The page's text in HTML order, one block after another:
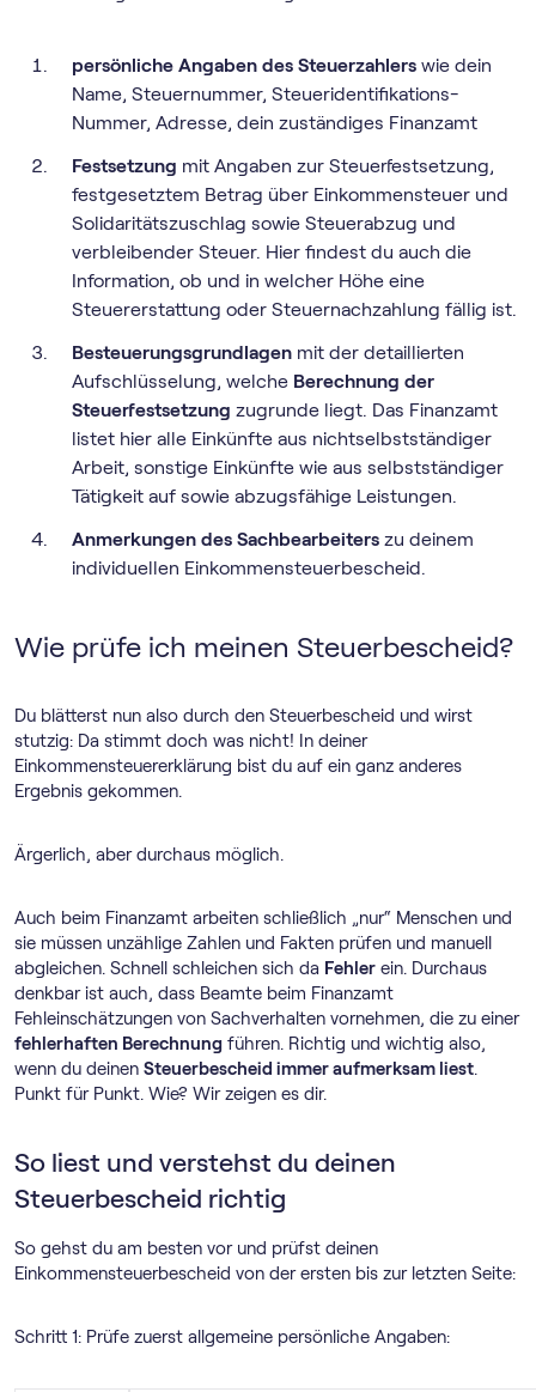
persönliche Angaben des Steuerzahlers wie dein
Name, Steuernummer, Steueridentifikations-
Nummer, Adresse, dein zuständiges Finanzamt
Festsetzung mit Angaben zur Steuerfestsetzung,
festgesetztem Betrag über Einkommensteuer und
Solidaritätszuschlag sowie Steuerabzug und
verbleibender Steuer. Hier findest du auch die
Information, ob und in welcher Höhe eine
Steuererstattung oder Steuernachzahlung fällig ist.
Besteuerungsgrundlagen mit der detaillierten
Aufschlüsselung, welche Berechnung der
Steuerfestsetzung zugrunde liegt. Das Finanzamt
listet hier alle Einkünfte aus nichtselbstständiger
Arbeit, sonstige Einkünfte wie aus selbstständiger
Tätigkeit auf sowie abzugsfähige Leistungen.
Anmerkungen des Sachbearbeiters zu deinem
individuellen Einkommensteuerbescheid.
Wie prüfe ich meinen Steuerbescheid?
Du blätterst nun also durch den Steuerbescheid und wirst
stutzig: Da stimmt doch was nicht! In deiner
Einkommensteuererklärung bist du auf ein ganz anderes
Ergebnis gekommen.
Ärgerlich, aber durchaus möglich.
Auch beim Finanzamt arbeiten schließlich „nur“ Menschen und
sie müssen unzählige Zahlen und Fakten prüfen und manuell
abgleichen. Schnell schleichen sich da Fehler ein. Durchaus
denkbar ist auch, dass Beamte beim Finanzamt
Fehleinschätzungen von Sachverhalten vornehmen, die zu einer
fehlerhaften Berechnung führen. Richtig und wichtig also,
wenn du deinen Steuerbescheid immer aufmerksam liest.
Punkt für Punkt. Wie? Wir zeigen es dir.
So liest und verstehst du deinen
Steuerbescheid richtig
So gehst du am besten vor und prüfst deinen
Einkommensteuerbescheid von der ersten bis zur letzten Seite:
Schritt 1: Prüfe zuerst allgemeine persönliche Angaben: